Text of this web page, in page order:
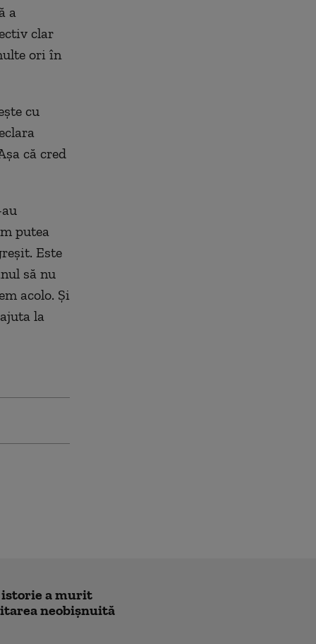
a
clar
ori în
cu
că cred
putea
Este
să nu
acolo. Și
la
istorie a murit
neobișnuită